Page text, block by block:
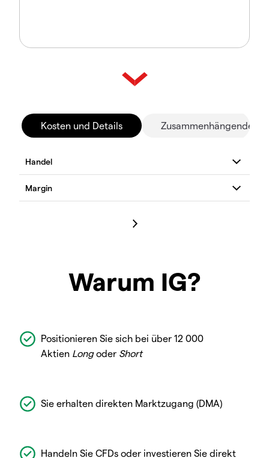
Kosten und Details Zusammenhängende
Warum IG?
Positionieren Sie sich bei über 12 000
Aktien Longoder Short
Sie erhalten direkten Marktzugang (DMA)
Handeln Sie CFDs oder investieren Sie direkt